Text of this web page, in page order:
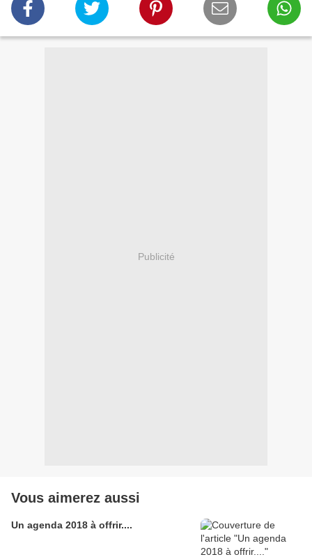
Publicité
Vous aimerez aussi
Un agenda 2018 à offrir....